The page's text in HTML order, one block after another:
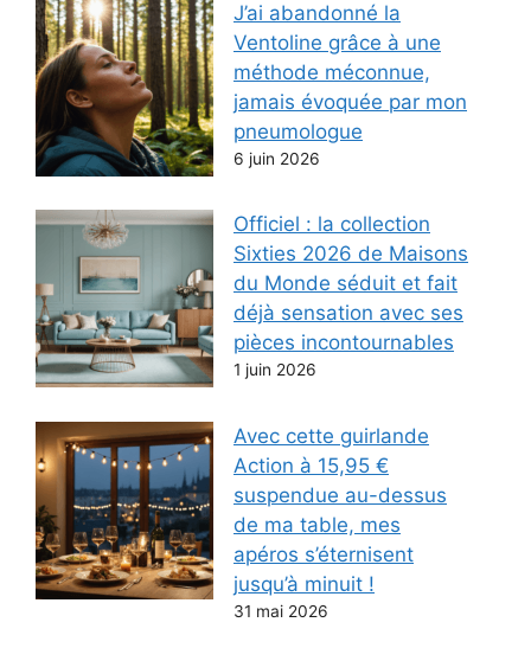
J’ai abandonné la
Ventoline grâce à une
méthode méconnue,
jamais évoquée par mon
pneumologue
6 juin 2026
Officiel : la collection
Sixties 2026 de Maisons
du Monde séduit et fait
déjà sensation avec ses
pièces incontournables
1 juin 2026
Avec cette guirlande
Action à 15,95 €
suspendue au-dessus
de ma table, mes
apéros s’éternisent
jusqu’à minuit !
31 mai 2026